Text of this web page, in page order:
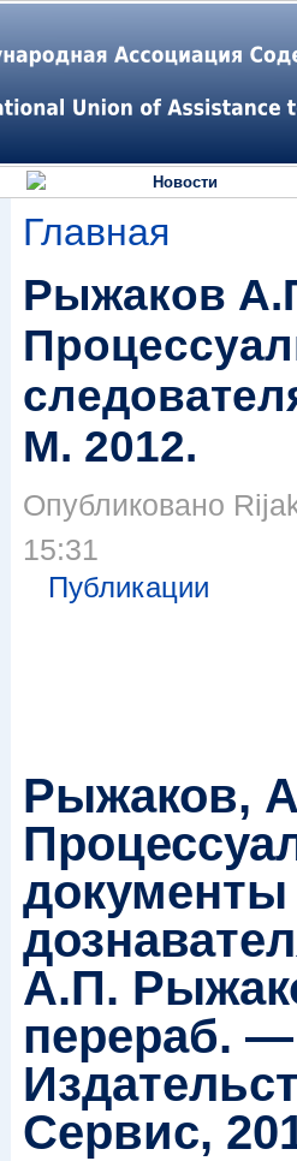
Новости
Главная
Рыжаков
М. 2012.
Опубликовано
15:31
Публикации
Рыжаков,
документы
А.П.
перераб.
Сервис,